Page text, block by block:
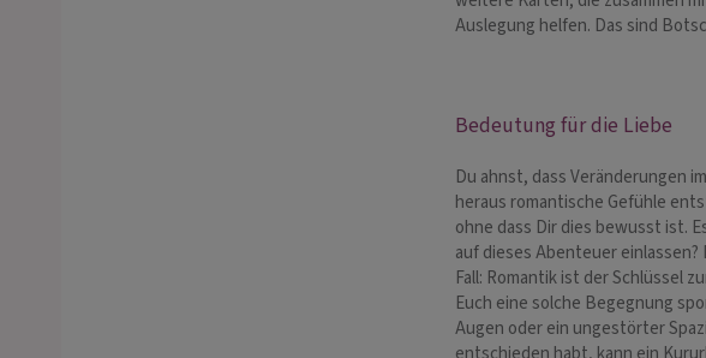
Auslegung helfen. Das sind
Bedeutung für die Liebe
Du ahnst, dass Veränderungen
heraus romantische Gefühle
ohne dass Dir dies bewusst ist.
auf dieses Abenteuer
Fall: Romantik ist der Schlüssel
Euch eine solche Begegnung
Augen oder ein ungestörter